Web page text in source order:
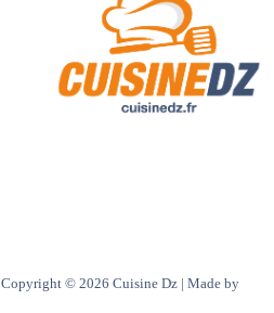
Copyright © 2026 Cuisine Dz | Made by